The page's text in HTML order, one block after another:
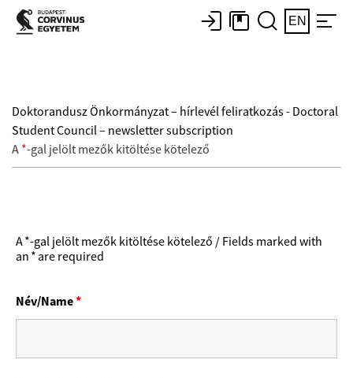
EN
Doktorandusz Önkormányzat – hírlevél feliratkozás - Doctoral
Student Council – newsletter subscription
A *-gal jelölt mezők kitöltése kötelező
A *-gal jelölt mezők kitöltése kötelező / Fields marked with
an * are required
Név/Name*